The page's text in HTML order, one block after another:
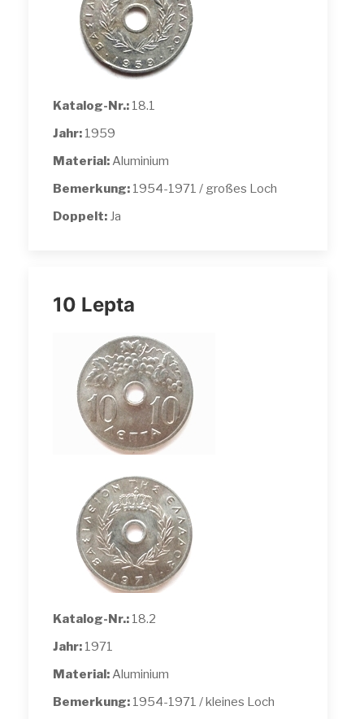
Katalog-Nr.: 18.1
Jahr: 1959
Material:Aluminium
Bemerkung: 1954-1971 / großes Loch
Doppelt: Ja
10 Lepta
Katalog-Nr.: 18.2
Jahr: 1971
Material:Aluminium
Bemerkung: 1954-1971 / kleines Loch